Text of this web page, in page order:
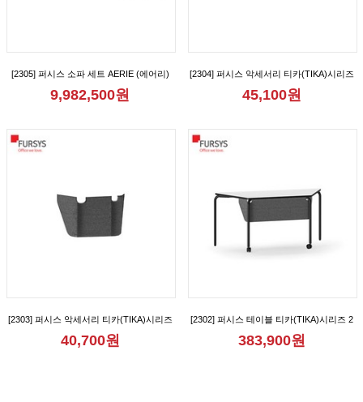
[2305] 퍼시스 소파 세트 AERIE (에어리)
모듈 8인 150° 형 소파 [CS61D08D]
9,982,500원
[2304] 퍼시스 악세서리 티카(TIKA)시리즈
2인용 가림판 [CGR1012M]
45,100원
[2303] 퍼시스 악세서리 티카(TIKA)시리즈
1인용 가림판 [CGR1007M]
40,700원
[2302] 퍼시스 테이블 티카(TIKA)시리즈 2
인용 다목적 사다리꼴 테이블(가림판형)
[CGR015B]
383,900원